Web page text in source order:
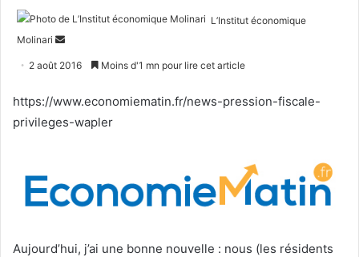
L’Institut économique
Molinari
Envoyer
2 août 2016 Moins d'1 mn pour lire cet article
https://www.economiematin.fr/news-pression-fiscale-
privileges-wapler
Aujourd’hui, j’ai une bonne nouvelle : nous (les résidents